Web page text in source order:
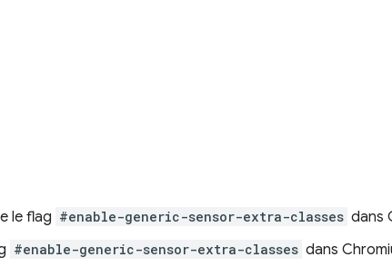
le flag #enable-generic-sensor-extra-classes dans
#enable-generic-sensor-extra-classes dans